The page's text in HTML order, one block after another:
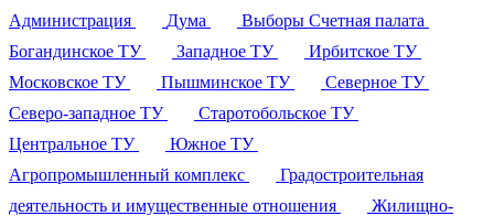
Администрация
Дума Выборы Счетная палата
Богандинское ТУ
Западное ТУ
Ирбитское ТУ
Московское ТУ
Пышминское ТУ
Северное ТУ
Северо-западное ТУ
Старотобольское ТУ
Центральное ТУ
Южное ТУ
Агропромышленный комплекс
Градостроительная
деятельность и имущественные отношения
Жилищно-